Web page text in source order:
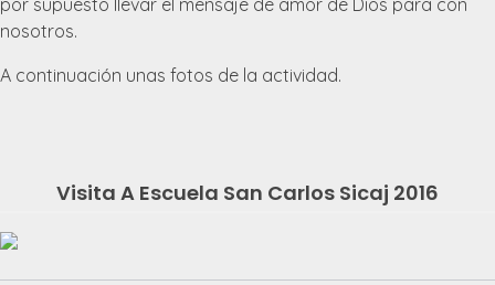
nosotros.
A continuación unas fotos de la actividad.
Visita A Escuela San Carlos Sicaj 2016